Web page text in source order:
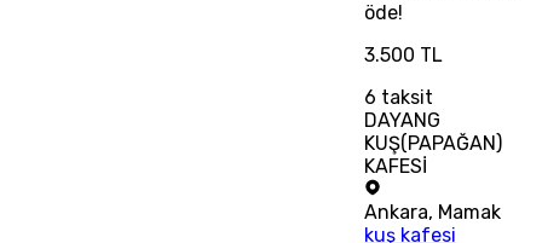
öde!
3.500 TL
6 taksit
DAYANG
KUŞ(PAPAĞAN)
KAFESİ
Ankara, Mamak
kuş kafesi